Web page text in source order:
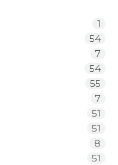
1
54
7
54
55
7
51
51
8
51